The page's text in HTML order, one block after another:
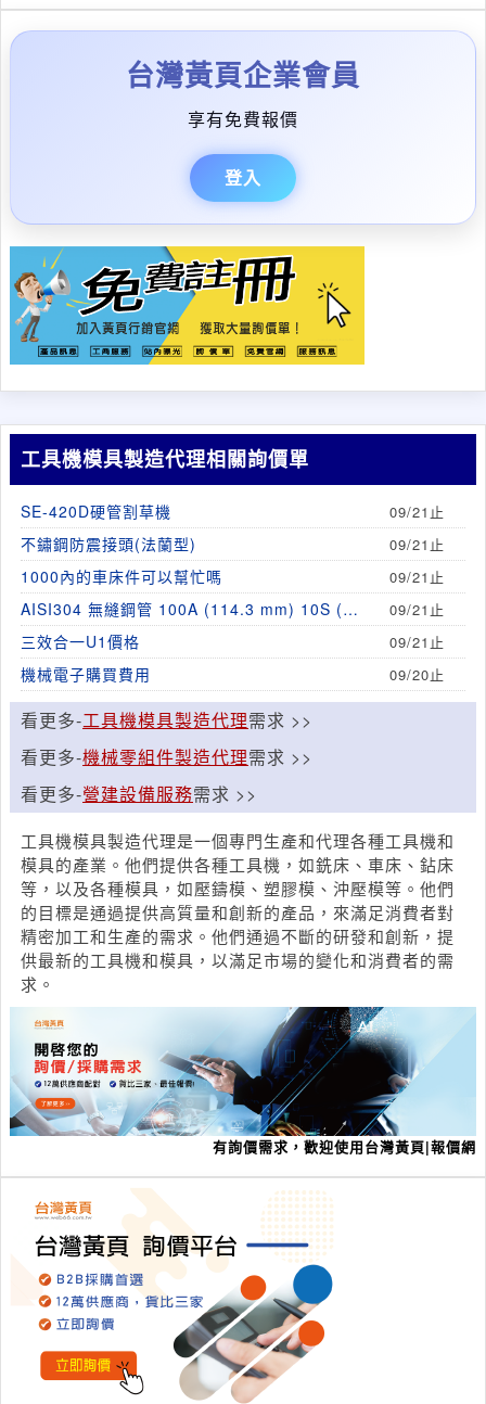
台灣黃頁企業會員
享有免費報價
登入
工具機模具製造代理相關詢價單
SE-420D硬管割草機 09/21止
不鏽鋼防震接頭(法蘭型) 09/21止
1000內的車床件可以幫忙嗎 09/21止
AISI304 無縫鋼管 100A (114.3 mm) 10S (3.0
mm)
09/21止
三效合一U1價格 09/21止
機械電子購買費用 09/20止
看更多-工具機模具製造代理需求 >>
看更多-機械零組件製造代理需求 >>
看更多-營建設備服務需求 >>
工具機模具製造代理是一個專門生產和代理各種工具機和
模具的產業。他們提供各種工具機，如銑床、車床、鉆床
等，以及各種模具，如壓鑄模、塑膠模、沖壓模等。他們
的目標是通過提供高質量和創新的產品，來滿足消費者對
精密加工和生產的需求。他們通過不斷的研發和創新，提
供最新的工具機和模具，以滿足市場的變化和消費者的需
求。
有詢價需求，歡迎使用台灣黃頁|報價網